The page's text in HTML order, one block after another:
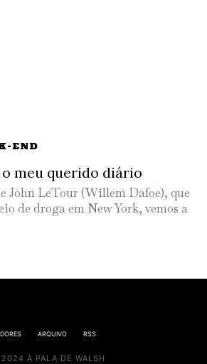
END
o meu querido diário
John LeTour (Willem Dafoe), que
de droga em New York, vemos a
ARQUIVO RSS
À PALA DE WALSH